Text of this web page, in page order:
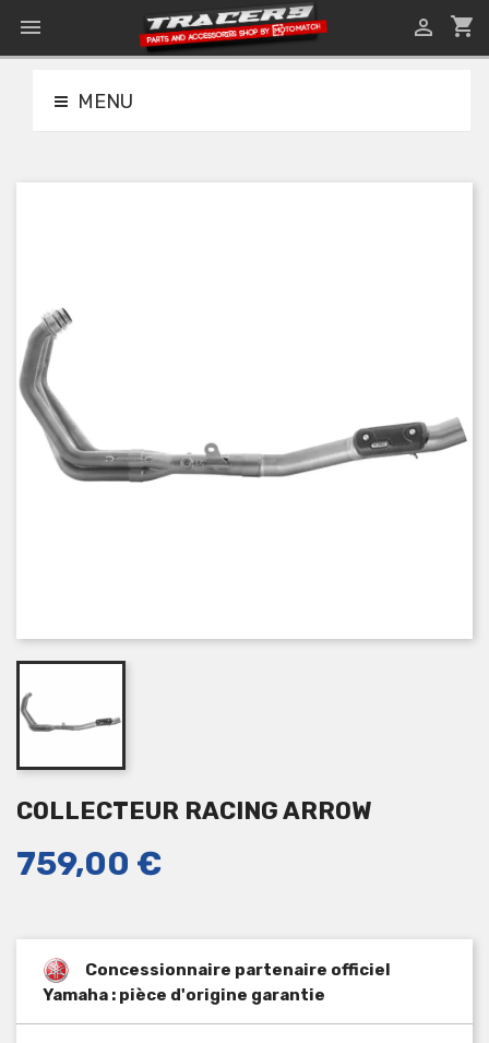
 shopping_cart

MENU
COLLECTEUR RACING ARROW
759,00 €
Concessionnaire partenaire officiel
Yamaha : pièce d'origine garantie